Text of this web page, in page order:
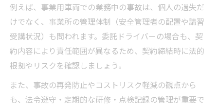
例えば、事業用車両での業務中の事故は、個人の過失だ
けでなく、事業所の管理体制（安全管理者の配置や講習
受講状況）も問われます。委託ドライバーの場合も、契
約内容により責任範囲が異なるため、契約締結時に法的
根拠やリスクを確認しましょう。
また、事故の再発防止やコストリスク軽減の観点から
も、法令遵守・定期的な研修・点検記録の管理が重要で